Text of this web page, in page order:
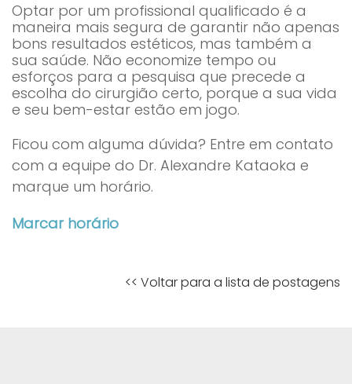
Optar por um profissional qualificado é a
maneira mais segura de garantir não apenas
bons resultados estéticos, mas também a
sua saúde. Não economize tempo ou
esforços para a pesquisa que precede a
escolha do cirurgião certo, porque a sua vida
e seu bem-estar estão em jogo.
Ficou com alguma dúvida? Entre em contato
com a equipe do Dr. Alexandre Kataoka e
marque um horário.
Marcar horário
<< Voltar para a lista de postagens